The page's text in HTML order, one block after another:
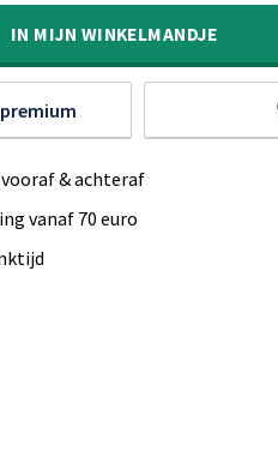
IN MIJN WINKELMANDJE
& achteraf
vanaf 70 euro